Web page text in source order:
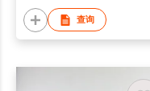
查询